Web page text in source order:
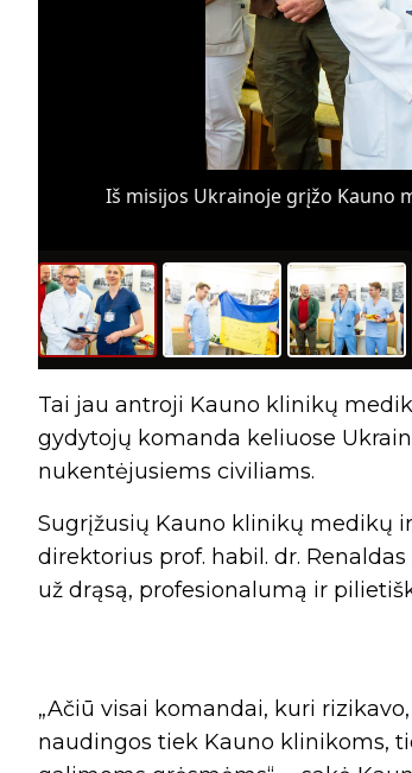
Iš misijos Ukrainoje grįžo Kauno
Tai jau antroji Kauno klinikų
gydytojų komanda keliuose
nukentėjusiems civiliams.
Sugrįžusių Kauno klinikų medikų
direktorius prof. habil. dr.
už drąsą, profesionalumą ir
„Ačiū visai komandai, kuri
naudingos tiek Kauno klinikoms,